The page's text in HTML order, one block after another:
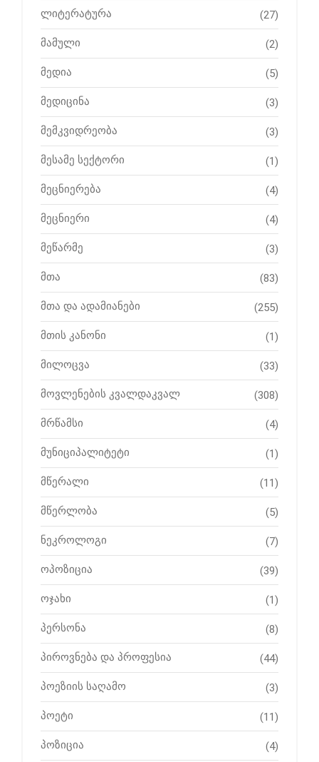
ლიტერატურა (27)
მამული (2)
მედია (5)
მედიცინა (3)
მემკვიდრეობა (3)
მესამე სექტორი (1)
მეცნიერება (4)
მეცნიერი (4)
მეწარმე (3)
მთა (83)
მთა და ადამიანები (255)
მთის კანონი (1)
მილოცვა (33)
მოვლენების კვალდაკვალ (308)
მრწამსი (4)
მუნიციპალიტეტი (1)
მწერალი (11)
მწერლობა (5)
ნეკროლოგი (7)
ოპოზიცია (39)
ოჯახი (1)
პერსონა (8)
პიროვნება და პროფესია (44)
პოეზიის საღამო (3)
პოეტი (11)
პოზიცია (4)